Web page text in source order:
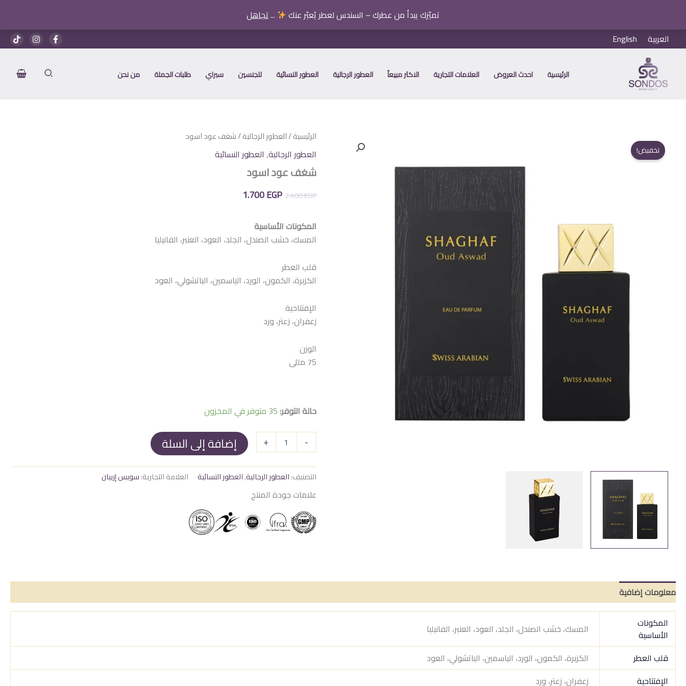
تميّزك يبدأ من عطرك – السندس لعطر يُعبّر عنك ...تجاهل
تخطي
إلى
العربية English
الرئيسية احدث العروض العلامات التجارية الاكثر مبيعاً العطور الرجالية العطور النسائية للجنسين سبراي طلبات الجملة من نحن
تخفيض!
الرئيسية/العطور الرجالية/ شغف عود اسود
العطور الرجالية, العطور النسائية
شغف عود اسود
2.400EGP
السعر
هو:
1.700EGP
هو:
المكونات الأساسية
المسك، خشب الصندل، الجلد، العود، العنبر، الفانيليا
قلب العطر
الكزبرة، الكمون، الورد، الياسمين، الباتشولي، العود
الإفتتاحية
زعفران، زعتر، ورد
الوزن
75 مللى
حالة التوفر:35 متوفر في المخزون
-
+ إضافة إلى السلة
التصنيف:العطور الرجالية,العطور النسائية العلامة التجارية:سويس إربيان
علامات جودة المنتج
معلومات إضافية
المكونات
الأساسية
المسك، خشب الصندل، الجلد، العود، العنبر، الفانيليا
قلب العطر
الكزبرة، الكمون، الورد، الياسمين، الباتشولي، العود
الإفتتاحية
زعفران، زعتر، ورد